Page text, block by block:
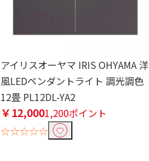
アイリスオーヤマ IRIS OHYAMA 洋
風LEDペンダントライト 調光調色
12畳 PL12DL-YA2
￥12,0001,200ポイント
☆☆☆☆☆